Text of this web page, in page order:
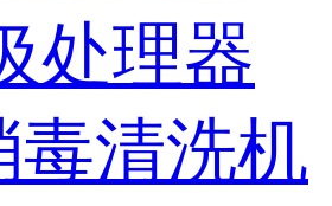
处理器
毒清洗机